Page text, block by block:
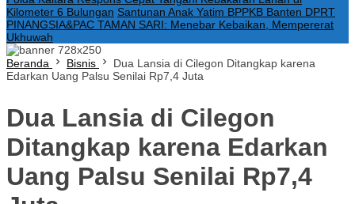
Kilometer 6 Bulungan Santunan Anak Yatim BPPKB Banten DPRT
PINANGSIA&PAC TAMAN SARI: Menebar Kebaikan, Mempererat
Ukhuwah
Beranda Bisnis
Dua Lansia di Cilegon Ditangkap karena
Edarkan Uang Palsu Senilai Rp7,4 Juta
Dua Lansia di Cilegon
Ditangkap karena Edarkan
Uang Palsu Senilai Rp7,4